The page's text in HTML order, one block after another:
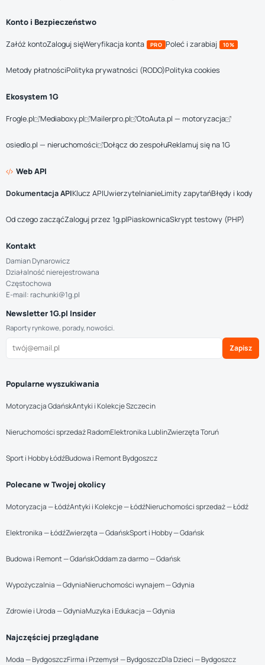
Konto i Bezpieczeństwo
Załóż kontoZaloguj sięWeryfikacja konta PRO Poleć i zarabiaj 10%
Metody płatnościPolityka prywatności (RODO)Polityka cookies
Ekosystem 1G
Frogle.pl Mediaboxy.pl Mailerpro.pl OtoAuta.pl — motoryzacja
osiedlo.pl — nieruchomości Dołącz do zespołuReklamuj się na 1G
Web API
Dokumentacja APIKlucz APIUwierzytelnianieLimity zapytańBłędy i kody
Od czego zacząćZaloguj przez 1g.plPiaskownicaSkrypt testowy (PHP)
Kontakt
Damian Dynarowicz
Działalność nierejestrowana
Częstochowa
E-mail: rachunki@1g.pl
Newsletter 1G.pl Insider
Raporty rynkowe, porady, nowości.
Zapisz
Popularne wyszukiwania
Motoryzacja GdańskAntyki i Kolekcje Szczecin
Nieruchomości sprzedaż RadomElektronika LublinZwierzęta Toruń
Sport i Hobby ŁódźBudowa i Remont Bydgoszcz
Polecane w Twojej okolicy
Motoryzacja — ŁódźAntyki i Kolekcje — ŁódźNieruchomości sprzedaż — Łódź
Elektronika — ŁódźZwierzęta — GdańskSport i Hobby — Gdańsk
Budowa i Remont — GdańskOddam za darmo — Gdańsk
Wypożyczalnia — GdyniaNieruchomości wynajem — Gdynia
Zdrowie i Uroda — GdyniaMuzyka i Edukacja — Gdynia
Najczęściej przeglądane
Moda — BydgoszczFirma i Przemysł — BydgoszczDla Dzieci — Bydgoszcz